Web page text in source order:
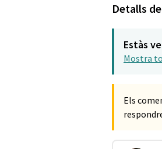
Detalls
Estàs
Mostra
Els